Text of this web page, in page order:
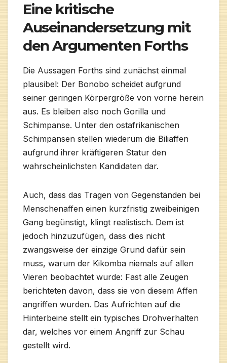
Eine kritische
Auseinandersetzung mit
den Argumenten Forths
Die Aussagen Forths sind zunächst einmal
plausibel: Der Bonobo scheidet aufgrund
seiner geringen Körpergröße von vorne herein
aus. Es bleiben also noch Gorilla und
Schimpanse. Unter den ostafrikanischen
Schimpansen stellen wiederum die Biliaffen
aufgrund ihrer kräftigeren Statur den
wahrscheinlichsten Kandidaten dar.
Auch, dass das Tragen von Gegenständen bei
Menschenaffen einen kurzfristig zweibeinigen
Gang begünstigt, klingt realistisch. Dem ist
jedoch hinzuzufügen, dass dies nicht
zwangsweise der einzige Grund dafür sein
muss, warum der Kikomba niemals auf allen
Vieren beobachtet wurde: Fast alle Zeugen
berichteten davon, dass sie von diesem Affen
angriffen wurden. Das Aufrichten auf die
Hinterbeine stellt ein typisches Drohverhalten
dar, welches vor einem Angriff zur Schau
gestellt wird.